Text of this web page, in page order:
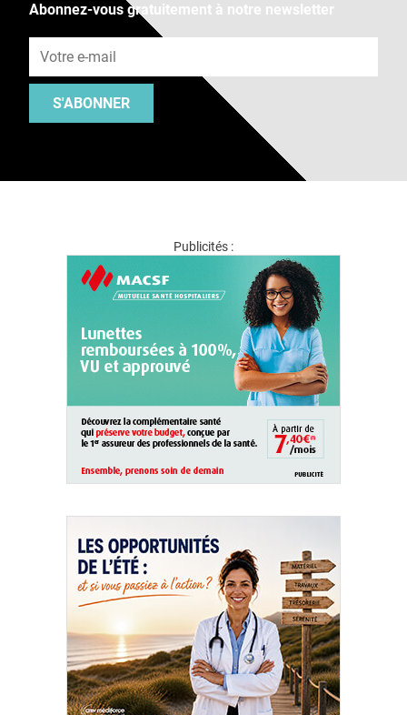
Abonnez-vous gratuitement à notre newsletter
S'ABONNER
Publicités :